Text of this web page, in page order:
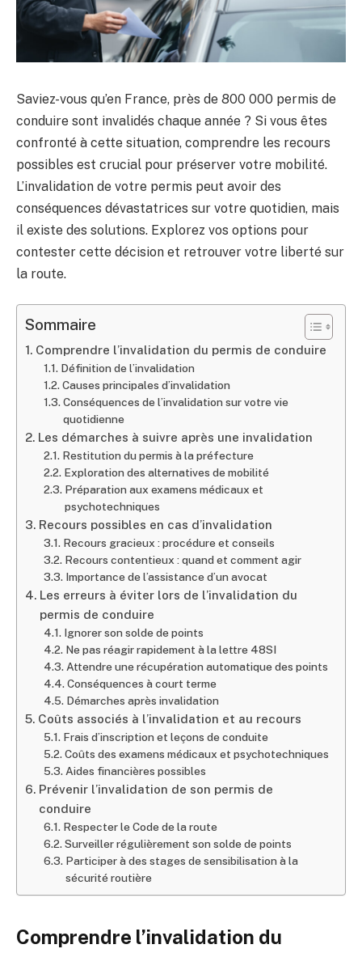
Saviez-vous qu’en France, près de 800 000 permis de
conduire sont invalidés chaque année ? Si vous êtes
confronté à cette situation, comprendre les recours
possibles est crucial pour préserver votre mobilité.
L’invalidation de votre permis peut avoir des
conséquences dévastatrices sur votre quotidien, mais
il existe des solutions. Explorez vos options pour
contester cette décision et retrouver votre liberté sur
la route.
Sommaire
Comprendre l’invalidation du permis de conduire
Définition de l’invalidation
Causes principales d’invalidation
Conséquences de l’invalidation sur votre vie
quotidienne
Les démarches à suivre après une invalidation
Restitution du permis à la préfecture
Exploration des alternatives de mobilité
Préparation aux examens médicaux et
psychotechniques
Recours possibles en cas d’invalidation
Recours gracieux : procédure et conseils
Recours contentieux : quand et comment agir
Importance de l’assistance d’un avocat
Les erreurs à éviter lors de l’invalidation du
permis de conduire
Ignorer son solde de points
Ne pas réagir rapidement à la lettre 48SI
Attendre une récupération automatique des points
Conséquences à court terme
Démarches après invalidation
Coûts associés à l’invalidation et au recours
Frais d’inscription et leçons de conduite
Coûts des examens médicaux et psychotechniques
Aides financières possibles
Prévenir l’invalidation de son permis de
conduire
Respecter le Code de la route
Surveiller régulièrement son solde de points
Participer à des stages de sensibilisation à la
sécurité routière
Comprendre l’invalidation du